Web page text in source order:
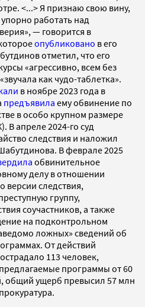
<...> Я признаю свою вину,
работать над
— говорится в
опубликовано в его
отметил, что его
«агрессивно, всем без
как чудо-таблетка».
в ноябре 2023 года в
предъявила ему обвинение по
в особо крупном размере
В апреле 2024-го суд
следствия и наложил
В феврале 2025
обвинительное
делу в отношении
версии следствия,
группу,
соучастников, а также
на подконтрольном
ложных» сведений об
От действий
113 человек,
программы от 60
общий ущерб превысил 57 млн